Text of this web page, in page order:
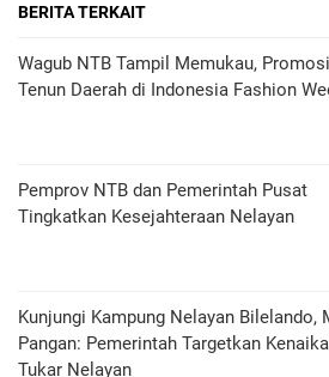
BERITA TERKAIT
Wagub NTB Tampil Memukau,
Tenun Daerah di Indonesia Fashion
Pemprov NTB dan Pemerintah Pusat
Tingkatkan Kesejahteraan Nelayan
Kunjungi Kampung Nelayan Bilelando,
Pangan: Pemerintah Targetkan
Tukar Nelayan